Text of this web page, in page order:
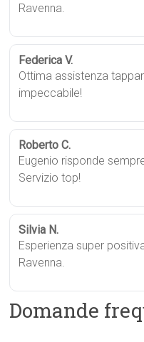
Ravenna.
Federica V.
Ottima assistenza
impeccabile!
Roberto C.
Eugenio risponde
Servizio top!
Silvia N.
Esperienza super
Ravenna.
Domande